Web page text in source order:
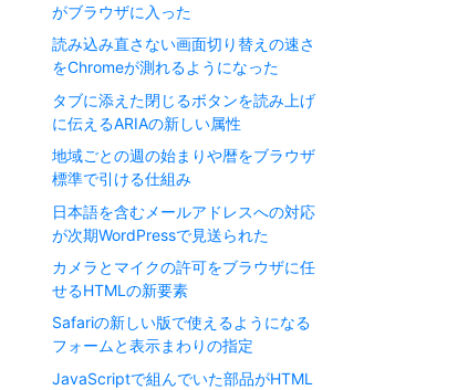
がブラウザに入った
読み込み直さない画面切り替えの速さ
をChromeが測れるようになった
タブに添えた閉じるボタンを読み上げ
に伝えるARIAの新しい属性
地域ごとの週の始まりや暦をブラウザ
標準で引ける仕組み
日本語を含むメールアドレスへの対応
が次期WordPressで見送られた
カメラとマイクの許可をブラウザに任
せるHTMLの新要素
Safariの新しい版で使えるようになる
フォームと表示まわりの指定
JavaScriptで組んでいた部品がHTML